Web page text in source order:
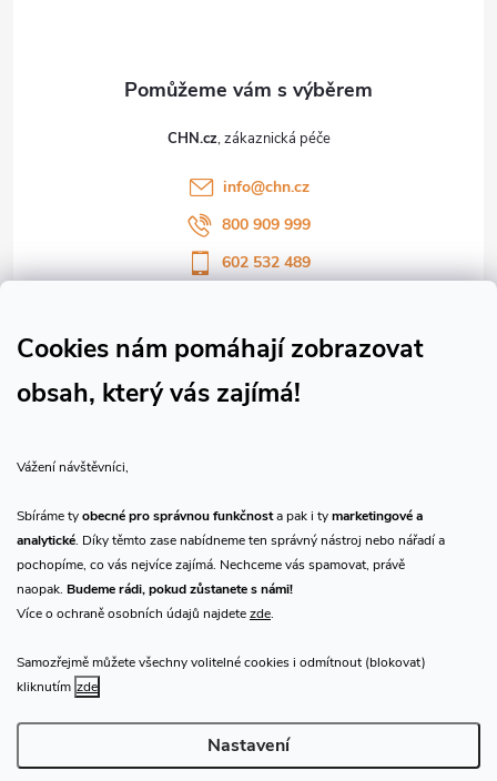
Cookies nám pomáhají zobrazovat
obsah, který vás zajímá!
Vážení návštěvníci,
Sbíráme tyobecné pro správnou funkčnosta pak i tymarketingové a
analytické. Díky těmto zase nabídneme ten správný nástroj nebo nářadí a
pochopíme, co vás nejvíce zajímá. Nechceme vás spamovat, právě
naopak. Budeme rádi, pokud zůstanete s námi!
Více o ochraně osobních údajů najdetezde.
Samozřejmě můžete všechny volitelné cookies i odmítnout (blokovat)
kliknutím zde
Nastavení
CHN.cz
info@chn.cz
800 909 999
602 532 489
Sledujte náš vlog CHN_CZ
Přijímáme online platby
Copyright 2026CHN.cz. Všechna práva vyhrazena.Upravit nastavení